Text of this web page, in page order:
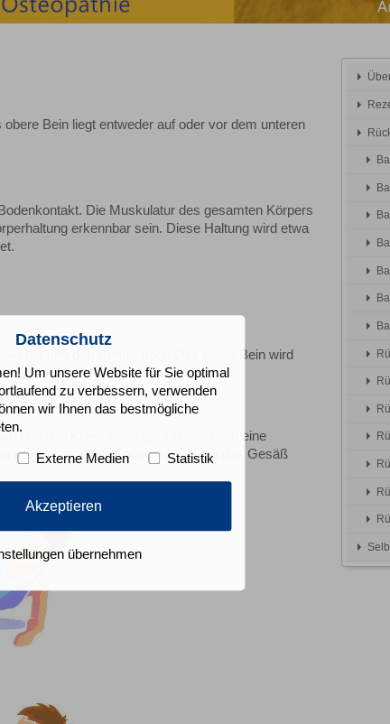
Bein liegt entweder auf oder vor dem unteren
Die Muskulatur des gesamten Körpers
erkennbar sein. Diese Haltung wird etwa
hat und den Rumpf trägt. Das obere Bein wird
und den Knien keine gerade, sondern eine
ist. Während der Endposition hängt das Gesäß
Datenschutz
Um unsere Website für Sie optimal
zu verbessern, verwenden
wir Ihnen das bestmögliche
Externe Medien Statistik
Akzeptieren
übernehmen